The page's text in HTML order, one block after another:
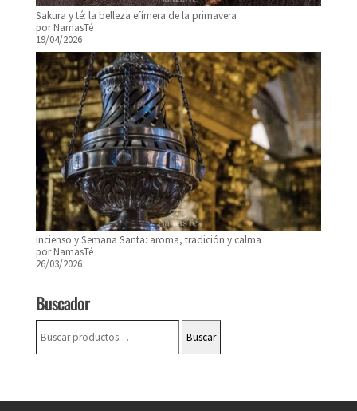
Sakura y té: la belleza efímera de la primavera
por NamasTé
19/04/2026
Incienso y Semana Santa: aroma, tradición y calma
por NamasTé
26/03/2026
Buscador
Buscar
por:
Buscar